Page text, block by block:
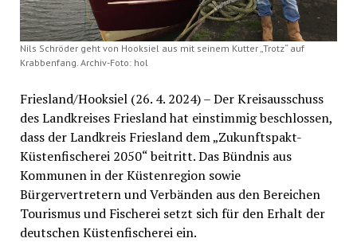
Nils Schröder geht von Hooksiel aus mit seinem Kutter „Trotz“ auf
Krabbenfang. Archiv-Foto: hol
Friesland/Hooksiel (26. 4. 2024) – Der Kreisausschuss
des Landkreises Friesland hat einstimmig beschlossen,
dass der Landkreis Friesland dem „Zukunftspakt-
Küstenfischerei 2050“ beitritt. Das Bündnis aus
Kommunen in der Küstenregion sowie
Bürgervertretern und Verbänden aus den Bereichen
Tourismus und Fischerei setzt sich für den Erhalt der
deutschen Küstenfischerei ein.